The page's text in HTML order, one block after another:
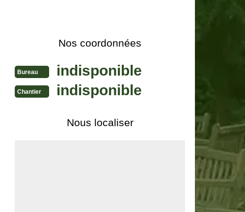
Nos coordonnées
Bureau indisponible
Chantier indisponible
Nous localiser